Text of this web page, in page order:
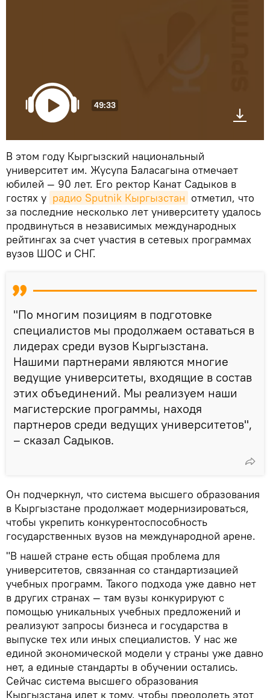
49:33
В этом году Кыргызский национальный
университет им. Жусупа Баласагына отмечает
юбилей — 90 лет. Его ректор Канат Садыков в
гостях у радио Sputnik Кыргызстан отметил, что
за последние несколько лет университету удалось
продвинуться в независимых международных
рейтингах за счет участия в сетевых программах
вузов ШОС и СНГ.
"По многим позициям в подготовке
специалистов мы продолжаем оставаться в
лидерах среди вузов Кыргызстана.
Нашими партнерами являются многие
ведущие университеты, входящие в состав
этих объединений. Мы реализуем наши
магистерские программы, находя
партнеров среди ведущих университетов",
– сказал Садыков.
Он подчеркнул, что система высшего образования
в Кыргызстане продолжает модернизироваться,
чтобы укрепить конкурентоспособность
государственных вузов на международной арене.
"В нашей стране есть общая проблема для
университетов, связанная со стандартизацией
учебных программ. Такого подхода уже давно нет
в других странах — там вузы конкурируют с
помощью уникальных учебных предложений и
реализуют запросы бизнеса и государства в
выпуске тех или иных специалистов. У нас же
единой экономической модели у страны уже давно
нет, а единые стандарты в обучении остались.
Сейчас система высшего образования
Кыргызстана идет к тому, чтобы преодолеть этот